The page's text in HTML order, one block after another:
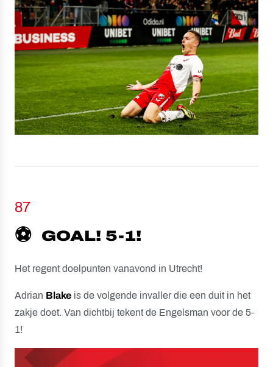
⚽️ GOAL! 5-1!
87
Het regent doelpunten vanavond in Utrecht!
Adrian Blake is de volgende invaller die een duit in het
zakje doet. Van dichtbij tekent de Engelsman voor de 5-
1!